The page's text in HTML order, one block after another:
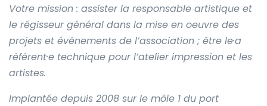
Votre mission : assister la responsable artistique et
le régisseur général dans la mise en oeuvre des
projets et événements de l’association ; être le·a
référent·e technique pour l’atelier impression et les
artistes.
Implantée depuis 2008 sur le môle 1 du port